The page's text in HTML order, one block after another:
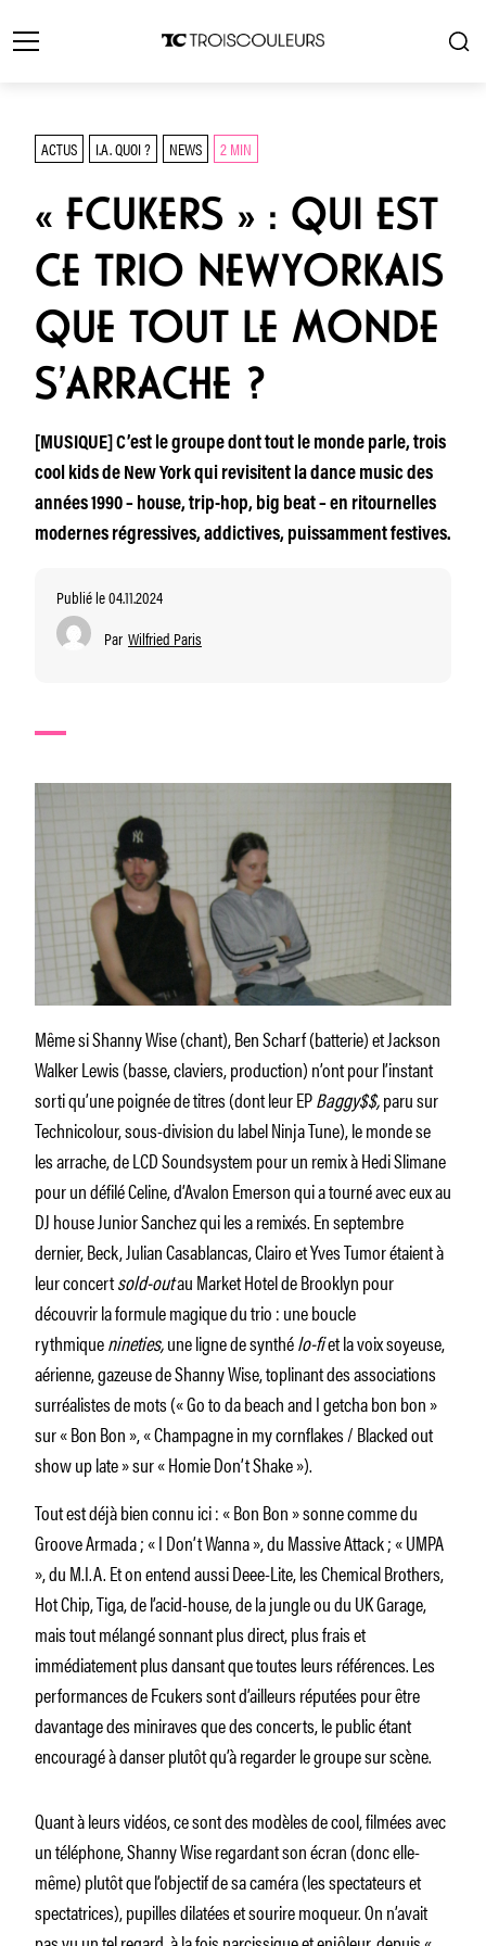
ACTUS I.A. QUOI ? NEWS 2 MIN
« FCUKERS » : QUI EST
CE TRIO NEWYORKAIS
QUE TOUT LE MONDE
S’ARRACHE ?
[MUSIQUE] C’est le groupe dont tout le monde parle, trois
cool kids de New York qui revisitent la dance music des
années 1990 – house, trip-hop, big beat – en ritournelles
modernes régressives, addictives, puissamment festives.
Publié le 04.11.2024
Par Wilfried Paris
Même si Shanny Wise (chant), Ben Scharf (batterie) et Jackson
Walker Lewis (basse, claviers, production) n’ont pour l’instant
sorti qu’une poignée de titres (dont leur EPBaggy$$,paru sur
Technicolour, sous-division du label Ninja Tune), le monde se
les arrache, de LCD Soundsystem pour un remix à Hedi Slimane
pour un défilé Celine, d’Avalon Emerson qui a tourné avec eux au
DJ house Junior Sanchez qui les a remixés. En septembre
dernier, Beck, Julian Casablancas, Clairo et Yves Tumor étaient à
leur concertsold-outau Market Hotel de Brooklyn pour
découvrir la formule magique du trio : une boucle
rythmiquenineties,une ligne de synthélo-fiet la voix soyeuse,
aérienne, gazeuse de Shanny Wise, toplinant des associations
surréalistes de mots (« Go to da beach and I getcha bon bon »
sur « Bon Bon », « Champagne in my cornflakes / Blacked out
show up late » sur « Homie Don’t Shake »).
Tout est déjà bien connu ici : « Bon Bon » sonne comme du
Groove Armada ; « I Don’t Wanna », du Massive Attack ; « UMPA
», du M.I.A. Et on entend aussi Deee-Lite, les Chemical Brothers,
Hot Chip, Tiga, de l’acid-house, de la jungle ou du UK Garage,
mais tout mélangé sonnant plus direct, plus frais et
immédiatement plus dansant que toutes leurs références. Les
performances de Fcukers sont d’ailleurs réputées pour être
davantage des miniraves que des concerts, le public étant
encouragé à danser plutôt qu’à regarder le groupe sur scène.
Quant à leurs vidéos, ce sont des modèles de cool, filmées avec
un téléphone, Shanny Wise regardant son écran (donc elle-
même) plutôt que l’objectif de sa caméra (les spectateurs et
spectatrices), pupilles dilatées et sourire moqueur. On n’avait